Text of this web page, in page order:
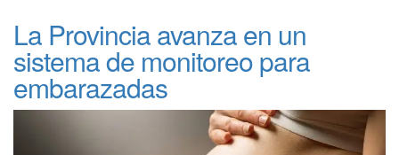
La Provincia avanza en un
sistema de monitoreo para
embarazadas